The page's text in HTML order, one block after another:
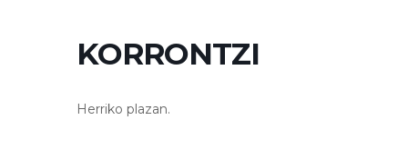
KORRONTZI
Herriko plazan.